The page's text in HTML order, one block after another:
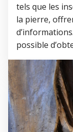
tels que les
la pierre,
possible